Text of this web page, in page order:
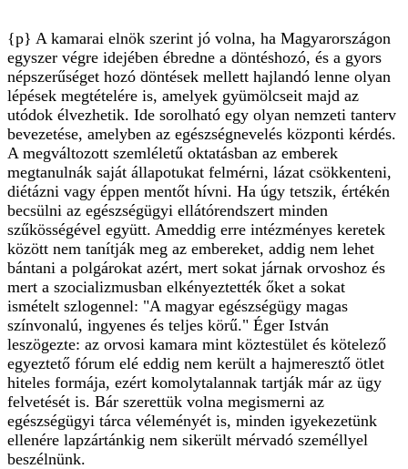
{p} A kamarai elnök szerint jó volna, ha Magyarországon
egyszer végre idejében ébredne a döntéshozó, és a gyors
népszerűséget hozó döntések mellett hajlandó lenne olyan
lépések megtételére is, amelyek gyümölcseit majd az
utódok élvezhetik. Ide sorolható egy olyan nemzeti tanterv
bevezetése, amelyben az egészségnevelés központi kérdés.
A megváltozott szemléletű oktatásban az emberek
megtanulnák saját állapotukat felmérni, lázat csökkenteni,
diétázni vagy éppen mentőt hívni. Ha úgy tetszik, értékén
becsülni az egészségügyi ellátórendszert minden
szűkösségével együtt. Ameddig erre intézményes keretek
között nem tanítják meg az embereket, addig nem lehet
bántani a polgárokat azért, mert sokat járnak orvoshoz és
mert a szocializmusban elkényeztették őket a sokat
ismételt szlogennel: "A magyar egészségügy magas
színvonalú, ingyenes és teljes körű." Éger István
leszögezte: az orvosi kamara mint köztestület és kötelező
egyeztető fórum elé eddig nem került a hajmeresztő ötlet
hiteles formája, ezért komolytalannak tartják már az ügy
felvetését is. Bár szerettük volna megismerni az
egészségügyi tárca véleményét is, minden igyekezetünk
ellenére lapzártánkig nem sikerült mérvadó személlyel
beszélnünk.